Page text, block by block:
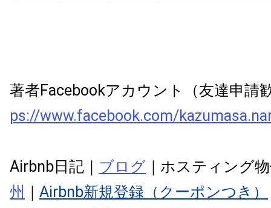
著者Facebookアカウント（友達申請
ps://www.facebook.com/
Airbnb日記｜ ブログ ｜ホスティング
州 ｜ Airbnb新規登録（クーポンつき）